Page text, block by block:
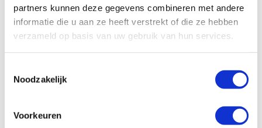
partners kunnen deze gegevens combineren met andere
informatie die u aan ze heeft verstrekt of die ze hebben
verzameld op basis van uw gebruik van hun services.
Noodzakelijk
Voorkeuren
bijvoorbeeld de Nederlandse of Zweedse
programma
te zien welke instelling de
Een ander deel van onze inkomsten komt van
Postcode Loterij. En dat is voor ons van cruciaal
belang. Dit geld gebruiken we waar ’t op een